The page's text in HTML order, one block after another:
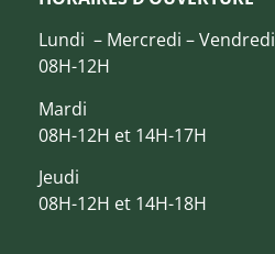
Lundi – Mercredi – Vendredi
08H-12H
Mardi
08H-12H et 14H-17H
Jeudi
08H-12H et 14H-18H